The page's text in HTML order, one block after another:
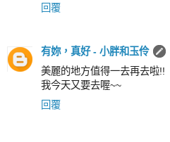
回覆
有妳，真好 - 小胖和玉伶
美麗的地方值得一去再去啦!!
我今天又要去喔~~
回覆